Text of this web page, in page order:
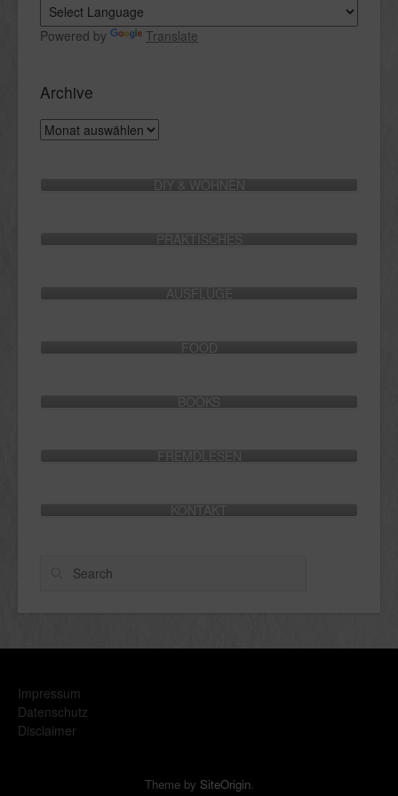
Powered by Translate
Archive
Archive
DIY & WOHNEN
PRAKTISCHES
AUSFLÜGE
FOOD
BOOKS
FREMDLESEN
KONTAKT
Search
Impressum
Datenschutz
Disclaimer
Theme by SiteOrigin.